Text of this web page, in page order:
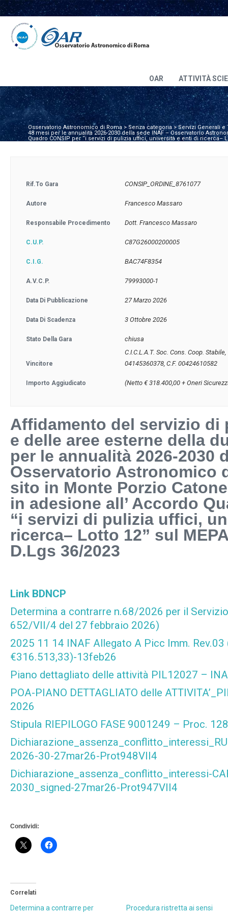
OAR ATTIVITÀ
Osservatorio Astronomico di Roma>Senza categoria>Servizi Generali e
48 mesi per le annualità 2026-2030 della sede INAF – Osservatorio
Quadro CONSIP per “i servizi di pulizia uffici, università e enti di ricerca–
Rif.to Gara CONSIP_ORDINE_8761077
Autore Francesco Massaro
Responsabile Procedimento Dott. Francesco Massaro
C.U.P. C87G26000200005
C.I.G. BAC74F8354
A.V.C.P. 79993000-1
Data Di Pubblicazione 27 Marzo 2026
Data Di Scadenza 3 Ottobre 2026
Stato Della Gara chiusa
Vincitore
C.I.C.L.A.T. Soc. Cons. Coop.
04145360378, C.F. 00424610582
Importo Aggiudicato (Netto € 318.400,00 + Oneri
Affidamento del servizio di
e delle aree esterne della
per le annualità 2026-2030
Osservatorio Astronomico
sito in Monte Porzio
in adesione all’ Accordo
“i servizi di pulizia uffici,
ricerca– Lotto 12” sul
D.Lgs 36/2023
Link BDNCP
Determina a contrarre n.68/2026 per il
652/VII/4 del 27 febbraio 2026)
2025 11 14 INAF Allegato A Picc Imm.
€316.513,33)-13feb26
Piano dettagliato delle attività PIL12027 –
POA-PIANO DETTAGLIATO delle
2026
Stipula RIEPILOGO FASE 9001249 – Proc.
2026-30-27mar26-Prot948VII4
Dichiarazione_assenza_conflitto_interessi-
2030_signed-27mar26-Prot947VII4
Condividi:
Correlati
Determina a contrarre per Procedura ristretta ai sensi